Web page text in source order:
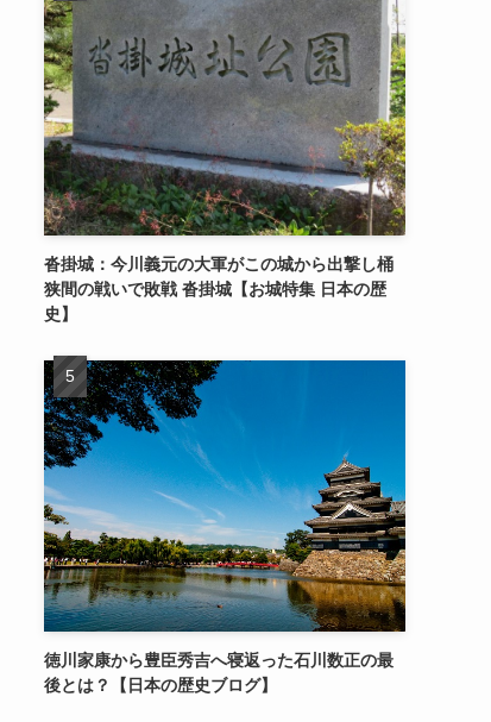
沓掛城：今川義元の大軍がこの城から出撃し桶
狭間の戦いで敗戦 沓掛城【お城特集 日本の歴
史】
徳川家康から豊臣秀吉へ寝返った石川数正の最
後とは？【日本の歴史ブログ】